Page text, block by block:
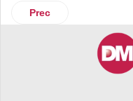
Articolo precedente:
Prec